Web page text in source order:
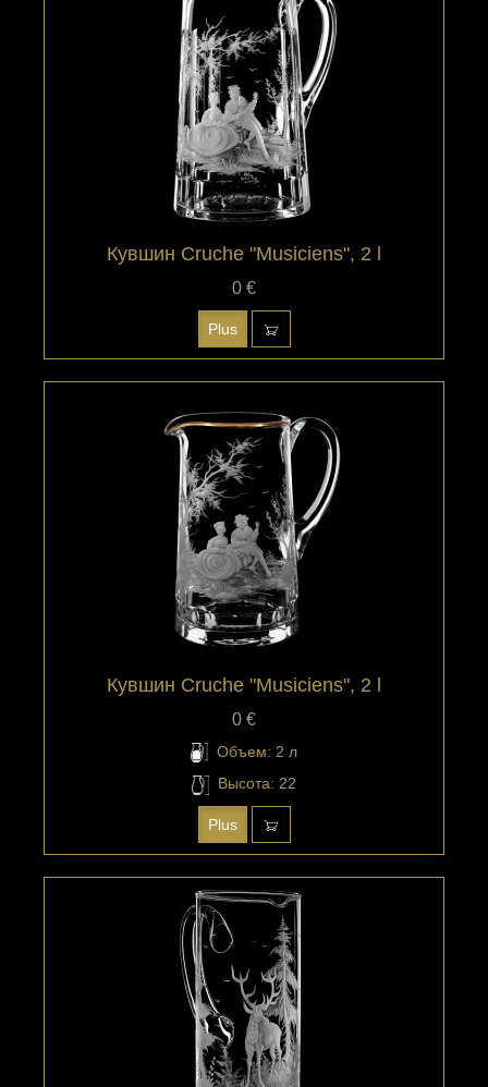
Кувшин Cruche "Musiciens", 2 l
0 €
Plus
Кувшин Cruche "Musiciens", 2 l
0 €
Объем: 2 л
Высота: 22
Plus